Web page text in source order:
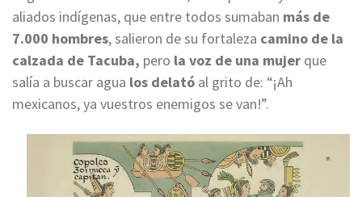
aliados indígenas, que entre todos sumaban más de
7.000 hombres, salieron de su fortaleza camino de la
calzada de Tacuba, pero la voz de una mujer que
salía a buscar agua los delató al grito de: “¡Ah
mexicanos, ya vuestros enemigos se van!”.